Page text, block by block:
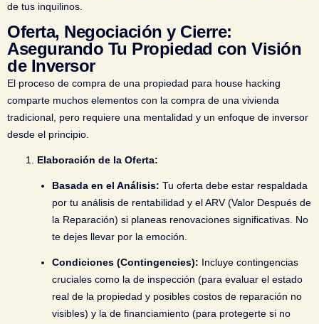
de tus inquilinos.
Oferta, Negociación y Cierre:
Asegurando Tu Propiedad con Visión
de Inversor
El proceso de compra de una propiedad para house hacking
comparte muchos elementos con la compra de una vivienda
tradicional, pero requiere una mentalidad y un enfoque de inversor
desde el principio.
Elaboración de la Oferta:
Basada en el Análisis: Tu oferta debe estar respaldada
por tu análisis de rentabilidad y el ARV (Valor Después de
la Reparación) si planeas renovaciones significativas. No
te dejes llevar por la emoción.
Condiciones (Contingencies): Incluye contingencias
cruciales como la de inspección (para evaluar el estado
real de la propiedad y posibles costos de reparación no
visibles) y la de financiamiento (para protegerte si no